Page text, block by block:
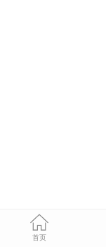
首页